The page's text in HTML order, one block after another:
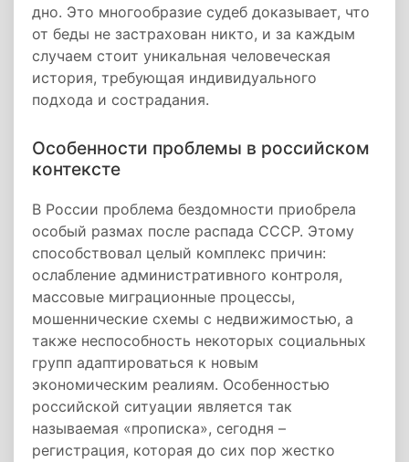
дно. Это многообразие судеб доказывает, что
от беды не застрахован никто, и за каждым
случаем стоит уникальная человеческая
история, требующая индивидуального
подхода и сострадания.
Особенности проблемы в российском
контексте
В России проблема бездомности приобрела
особый размах после распада СССР. Этому
способствовал целый комплекс причин:
ослабление административного контроля,
массовые миграционные процессы,
мошеннические схемы с недвижимостью, а
также неспособность некоторых социальных
групп адаптироваться к новым
экономическим реалиям. Особенностью
российской ситуации является так
называемая «прописка», сегодня –
регистрация, которая до сих пор жестко